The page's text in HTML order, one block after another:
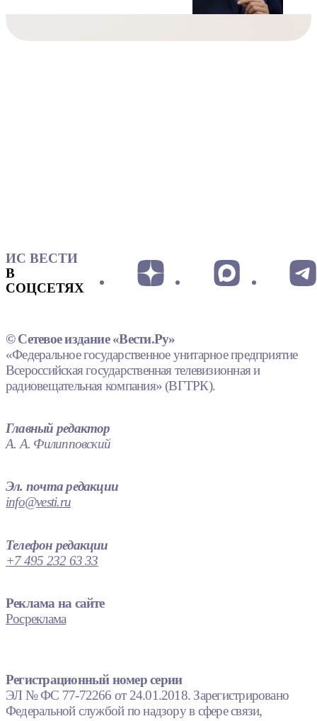
ИС ВЕСТИ
В
СОЦСЕТЯХ
© Сетевое издание «Вести.Ру»
«Федеральное государственное унитарное предприятие
Всероссийская государственная телевизионная и
радиовещательная компания» (ВГТРК).
Главный редактор
А. А. Филипповский
Эл. почта редакции
info@vesti.ru
Телефон редакции
+7 495 232 63 33
Реклама на сайте
Росреклама
Регистрационный номер серии
ЭЛ № ФС 77-72266 от 24.01.2018. Зарегистрировано
Федеральной службой по надзору в сфере связи,